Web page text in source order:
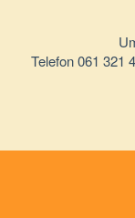
Telefon 061 321